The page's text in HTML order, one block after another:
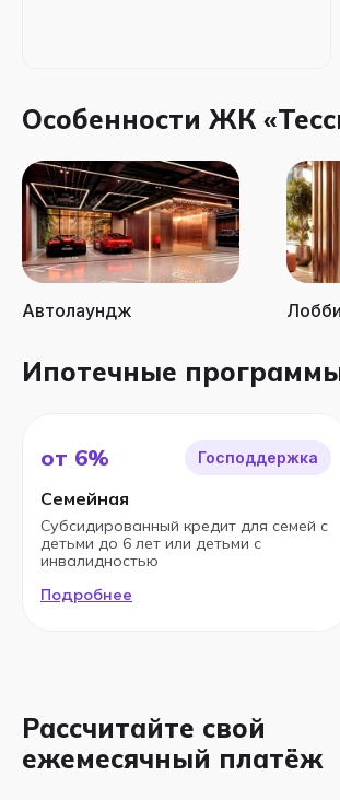
Особенности ЖК
Автолаундж Лобби
Ипотечные
от 6% Господдержка
Семейная
Субсидированный кредит для семей с
детьми до 6 лет или детьми с
инвалидностью
Подробнее
Рассчитайте свой
ежемесячный платёж